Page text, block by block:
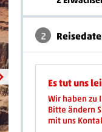
2
Es tut uns
Wir haben zu
Bitte ändern
mit uns